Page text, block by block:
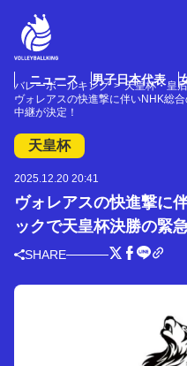
ニュース 男子日本代表
バレーボールキング 天皇杯・皇
ヴォレアスの快進撃に伴いNHK総
中継が決定！
天皇杯
2025.12.20 20:41
ヴォレアスの快進撃に
ックで天皇杯決勝の緊
SHARE